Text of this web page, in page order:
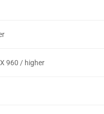
960 / higher